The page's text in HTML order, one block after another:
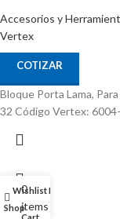
Accesorios y
Vertex
COTIZAR
Bloque Porta Lama,
32 Código Vertex:
Shop
Wishlist
0
items
Cart
My account